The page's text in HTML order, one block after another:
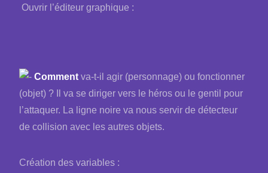
Ouvrir l’éditeur graphique :
Comment va-t-il agir (personnage) ou fonctionner
(objet) ? Il va se diriger vers le héros ou le gentil pour
l’attaquer. La ligne noire va nous servir de détecteur
de collision avec les autres objets.
Création des variables :